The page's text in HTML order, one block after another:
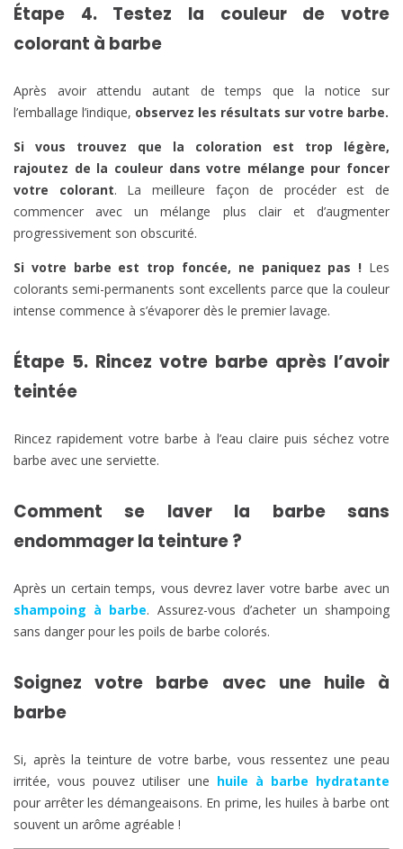
Étape 4. Testez la couleur de votre
colorant à barbe
Après avoir attendu autant de temps que la notice sur
l’emballage l’indique, observez les résultats sur votre barbe.
Si vous trouvez que la coloration est trop légère,
rajoutez de la couleur dans votre mélange pour foncer
votre colorant. La meilleure façon de procéder est de
commencer avec un mélange plus clair et d’augmenter
progressivement son obscurité.
Si votre barbe est trop foncée, ne paniquez pas ! Les
colorants semi-permanents sont excellents parce que la couleur
intense commence à s’évaporer dès le premier lavage.
Étape 5. Rincez votre barbe après l’avoir
teintée
Rincez rapidement votre barbe à l’eau claire puis séchez votre
barbe avec une serviette.
Comment se laver la barbe sans
endommager la teinture ?
Après un certain temps, vous devrez laver votre barbe avec un
shampoing à barbe. Assurez-vous d’acheter un shampoing
sans danger pour les poils de barbe colorés.
Soignez votre barbe avec une huile à
barbe
Si, après la teinture de votre barbe, vous ressentez une peau
irritée, vous pouvez utiliser une huile à barbe hydratante
pour arrêter les démangeaisons. En prime, les huiles à barbe ont
souvent un arôme agréable !